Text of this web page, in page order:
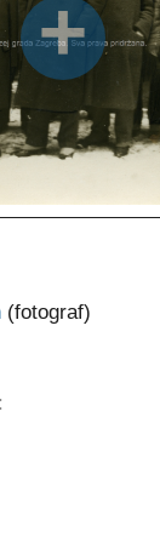
(fotograf)